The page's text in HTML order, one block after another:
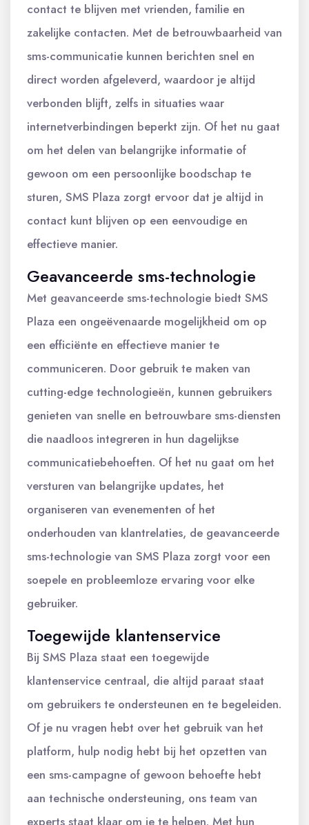
contact te blijven met vrienden, familie en
zakelijke contacten. Met de betrouwbaarheid van
sms-communicatie kunnen berichten snel en
direct worden afgeleverd, waardoor je altijd
verbonden blijft, zelfs in situaties waar
internetverbindingen beperkt zijn. Of het nu gaat
om het delen van belangrijke informatie of
gewoon om een persoonlijke boodschap te
sturen, SMS Plaza zorgt ervoor dat je altijd in
contact kunt blijven op een eenvoudige en
effectieve manier.
Geavanceerde sms-technologie
Met geavanceerde sms-technologie biedt SMS
Plaza een ongeëvenaarde mogelijkheid om op
een efficiënte en effectieve manier te
communiceren. Door gebruik te maken van
cutting-edge technologieën, kunnen gebruikers
genieten van snelle en betrouwbare sms-diensten
die naadloos integreren in hun dagelijkse
communicatiebehoeften. Of het nu gaat om het
versturen van belangrijke updates, het
organiseren van evenementen of het
onderhouden van klantrelaties, de geavanceerde
sms-technologie van SMS Plaza zorgt voor een
soepele en probleemloze ervaring voor elke
gebruiker.
Toegewijde klantenservice
Bij SMS Plaza staat een toegewijde
klantenservice centraal, die altijd paraat staat
om gebruikers te ondersteunen en te begeleiden.
Of je nu vragen hebt over het gebruik van het
platform, hulp nodig hebt bij het opzetten van
een sms-campagne of gewoon behoefte hebt
aan technische ondersteuning, ons team van
experts staat klaar om je te helpen. Met hun